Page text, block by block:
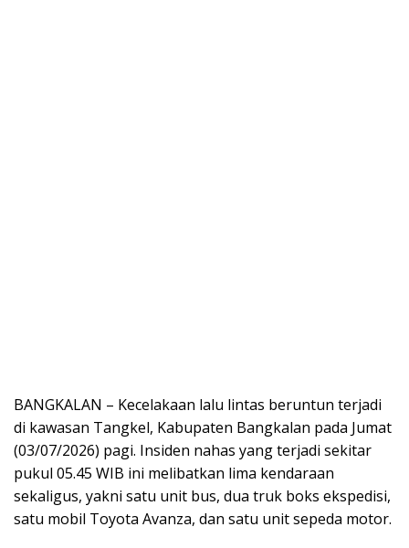
BANGKALAN – Kecelakaan lalu lintas beruntun terjadi
di kawasan Tangkel, Kabupaten Bangkalan pada Jumat
(03/07/2026) pagi. Insiden nahas yang terjadi sekitar
pukul 05.45 WIB ini melibatkan lima kendaraan
sekaligus, yakni satu unit bus, dua truk boks ekspedisi,
satu mobil Toyota Avanza, dan satu unit sepeda motor.